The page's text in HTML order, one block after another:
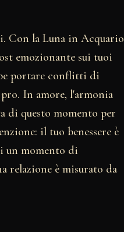
Con la Luna in Acquario
emozionante sui tuoi
portare conflitti di
In amore, l'armonia
di questo momento per
il tuo benessere è
un momento di
relazione è misurato da